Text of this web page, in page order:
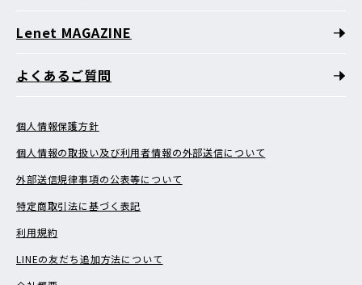
Lenet MAGAZINE
よくあるご質問
個人情報保護方針
個人情報の取扱い及び利用者情報の外部送信について
外部送信規律事項の公表等について
特定商取引法に基づく表記
利用規約
LINEの友だち追加方法について